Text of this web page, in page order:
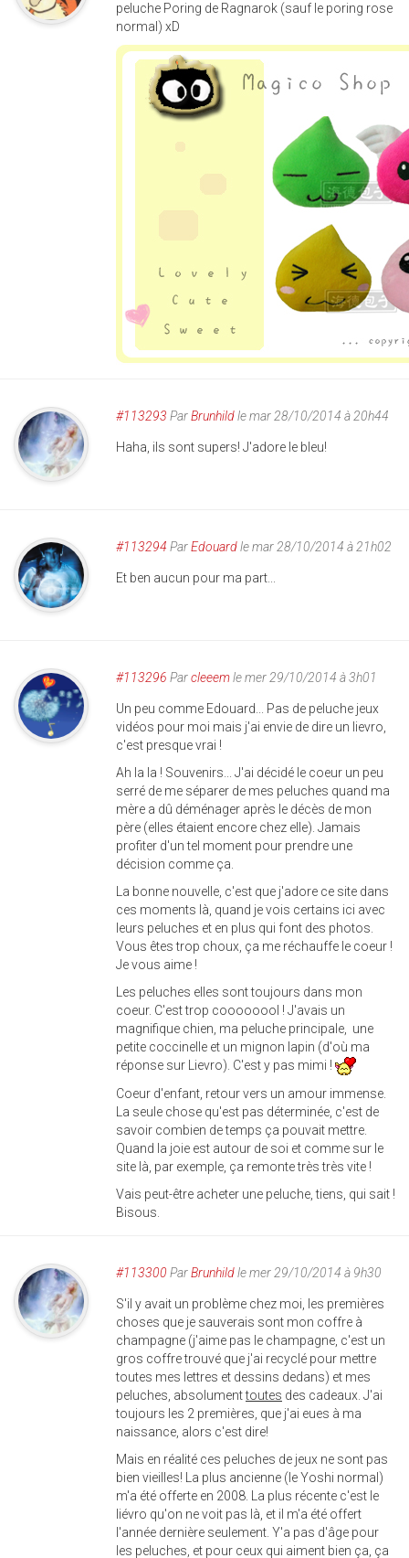
peluche Poring de Ragnarok (sauf le poring rose
normal) xD
#113293 ParBrunhildle mar 28/10/2014 à 20h44
Haha, ils sont supers! J'adore le bleu!
#113294 ParEdouardle mar 28/10/2014 à 21h02
Et ben aucun pour ma part...
#113296 Parcleeemle mer 29/10/2014 à 3h01
Un peu comme Edouard... Pas de peluche jeux
vidéos pour moi mais j'ai envie de dire un lievro,
c'est presque vrai !
Ah la la ! Souvenirs... J'ai décidé le coeur un peu
serré de me séparer de mes peluches quand ma
mère a dû déménager après le décès de mon
père (elles étaient encore chez elle). Jamais
profiter d'un tel moment pour prendre une
décision comme ça.
La bonne nouvelle, c'est que j'adore ce site dans
ces moments là, quand je vois certains ici avec
leurs peluches et en plus qui font des photos.
Vous êtes trop choux, ça me réchauffe le coeur !
Je vous aime !
Les peluches elles sont toujours dans mon
coeur. C'est trop coooooool ! J'avais un
magnifique chien, ma peluche principale, une
petite coccinelle et un mignon lapin (d'où ma
réponse sur Lievro). C'est y pas mimi !
Coeur d'enfant, retour vers un amour immense.
La seule chose qu'est pas déterminée, c'est de
savoir combien de temps ça pouvait mettre.
Quand la joie est autour de soi et comme sur le
site là, par exemple, ça remonte très très vite !
Vais peut-être acheter une peluche, tiens, qui sait !
Bisous.
#113300 ParBrunhildle mer 29/10/2014 à 9h30
S'il y avait un problème chez moi, les premières
choses que je sauverais sont mon coffre à
champagne (j'aime pas le champagne, c'est un
gros coffre trouvé que j'ai recyclé pour mettre
toutes mes lettres et dessins dedans) et mes
peluches, absolumenttoutes des cadeaux. J'ai
toujours les 2 premières, que j'ai eues à ma
naissance, alors c'est dire!
Mais en réalité ces peluches de jeux ne sont pas
bien vieilles! La plus ancienne (le Yoshi normal)
m'a été offerte en 2008. La plus récente c'est le
liévro qu'on ne voit pas là, et il m'a été offert
l'année dernière seulement. Y'a pas d'âge pour
les peluches, et pour ceux qui aiment bien ça, ça